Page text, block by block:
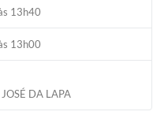
13h40
13h00
DA LAPA